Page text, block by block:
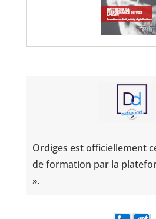
Ordiges est officiellement
de formation par la
».